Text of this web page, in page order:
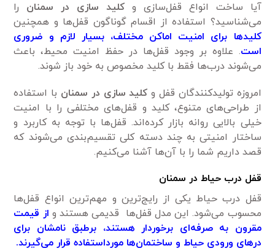
آیا ساخت انواع قفل‌سازی‌ و کلید سازی در سمنان را
می‌شناسید؟ استفاده از اقسام گوناگون قفل‌ها و همچنین
کلیدها برای امنیت اماکن مختلف، بسیار لازم و ضروری
است. علاوه بر وجود قفل‌ها در حفظ امنیت محیط، باعث
می‌شوند درب‌ها فقط با کلید مخصوص به خود باز شوند.
امروزه تولیدکنندگان قفل و کلید سازی در سمنان با استفاده
از طراحی‌های متنوع، کلید و قفل‌های مختلفی را با امنیت
خیلی بالایی روانه بازار کرده‌اند. قفل‌ها با توجه ‌به کاربرد و
ساختار امنیتی به چند دسته کلی تقسیم‌بندی می‌شوند که
قصد داریم شما را با آن‌ها آشنا می‌کنیم.
قفل درب حیاط در سمنان
قفل درب حیاط یکی از رایج‌ترین و مهم‌ترین انواع قفل‌ها
محسوب می‌شود. این مدل قفل‌ها قدیمی هستند و از قیمت
مقرون ‌به ‌صرفه‌ای برخوردار هستند، برطبق نامشان برای
درهای ورودی حیاط و ساختمان‌ها مورداستفاده قرار می‌گیرند.